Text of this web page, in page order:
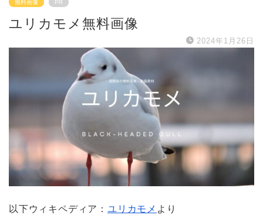
無料画像 PR
ユリカモメ無料画像
2024年1月26日
以下ウィキペディア： ユリカモメ より